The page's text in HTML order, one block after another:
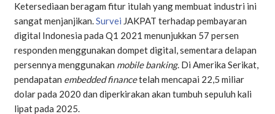
Ketersediaan beragam fitur itulah yang membuat industri ini
sangat menjanjikan.Survei JAKPAT terhadap pembayaran
digital Indonesia pada Q1 2021 menunjukkan 57 persen
responden menggunakan dompet digital, sementara delapan
persennya menggunakan mobile banking. Di Amerika Serikat,
pendapatan embedded financetelah mencapai 22,5 miliar
dolar pada 2020 dan diperkirakan akan tumbuh sepuluh kali
lipat pada 2025.